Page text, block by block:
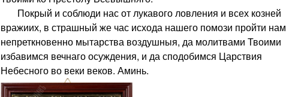
Покрый и соблюди нас от лукавого ловления и всех козней
вражиих, в страшный же час исхода нашего помози пройти нам
непреткновенно мытарства воздушныя, да молитвами Твоими
избавимся вечнаго осуждения, и да сподобимся Царствия
Небесного во веки веков. Аминь.